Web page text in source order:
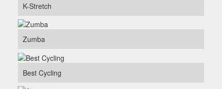
K-Stretch
Zumba
Best Cycling